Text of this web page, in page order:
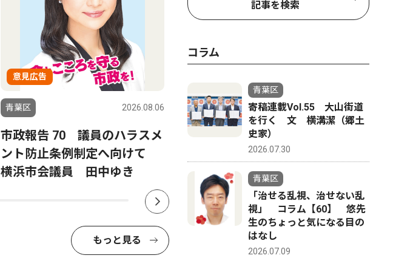
意見広告
青葉区 2026.08.06
市政報告 70 議員のハラスメ
ント防止条例制定へ向けて
横浜市会議員 田中ゆき
青葉区 2026.08.01
山中市長、パワハラ認定受け
告発職員に直接謝罪 「初め
て人権の意味を理解できた」
もっと見る
記事を検索
コラム
青葉区
寄稿連載Vol.55 大山街道
を行く 文 横溝潔（郷土
史家）
2026.07.30
青葉区
「治せる乱視、治せない乱
視」 コラム【60】 悠先
生のちょっと気になる目の
はなし
2026.07.09